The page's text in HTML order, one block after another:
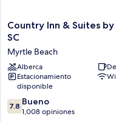
Country
Inn
Suites
by
Radisson,
Myrtle
Beach,
SC
Country Inn & Suites
SC
Myrtle Beach
Alberca
Estacionamiento
disponible
7.8
de
7.8 Bueno
1,008 opiniones